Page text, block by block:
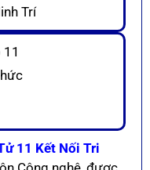
Trí
11 Kết Nối Tri